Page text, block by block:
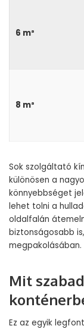
6 m³
8 m³
Sok szolgáltató
különösen a
könnyebbséget
lehet tolni a
oldalfalán
biztonságosabb
megpakolásában.
Mit
Ez az egyik